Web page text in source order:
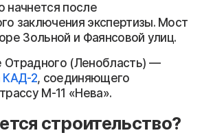
начнется после
заключения экспертизы. Мост
Зольной и Фаянсовой улиц.
Отрадного (Ленобласть) —
КАД-2, соединяющего
М-11 «Нева».
строительство?